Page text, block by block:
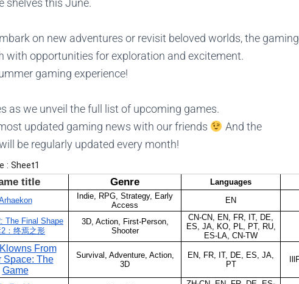
shelves this June.
on new adventures or revisit beloved worlds, the gaming
with opportunities for exploration and excitement.
gaming experience!
as we unveil the full list of upcoming games.
updated gaming news with our friends
And the
be regularly updated every month!